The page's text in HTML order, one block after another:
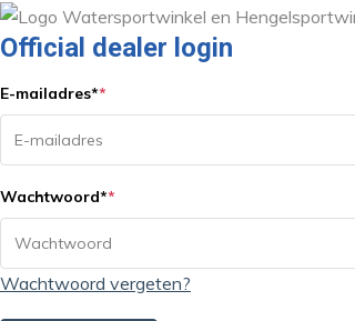
Official dealer login
E-mailadres**
Wachtwoord**
Wachtwoord vergeten?